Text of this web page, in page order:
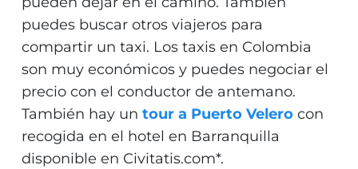
puedes buscar otros viajeros para
compartir un taxi. Los taxis en Colombia
son muy económicos y puedes negociar el
precio con el conductor de antemano.
También hay un tour a Puerto Velerocon
recogida en el hotel en Barranquilla
disponible en Civitatis.com*.